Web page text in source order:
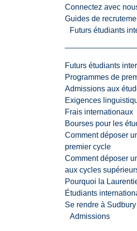
Connectez avec
Guides de
Futurs étudiants
Futurs étudiants
Programmes de
Admissions aux
Exigences
Frais internationaux
Bourses pour les
Comment déposer
premier cycle
Comment déposer
aux cycles
Pourquoi la
Étudiants
Se rendre à Sudbury
Admissions